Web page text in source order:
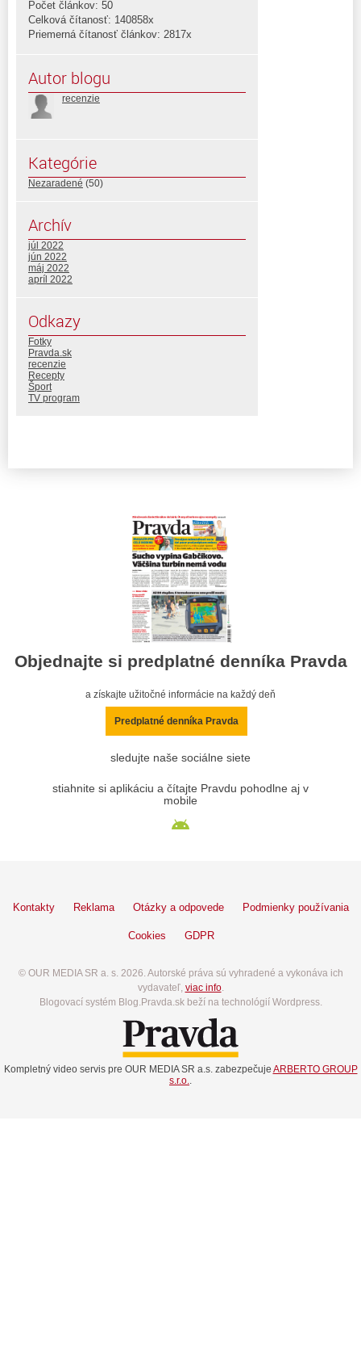
Počet článkov: 50
Celková čítanosť: 140858x
Priemerná čítanosť článkov: 2817x
Autor blogu
recenzie
Kategórie
Nezaradené (50)
Archív
júl 2022
jún 2022
máj 2022
apríl 2022
Odkazy
Fotky
Pravda.sk
recenzie
Recepty
Šport
TV program
Objednajte si predplatné denníka Pravda
a získajte užitočné informácie na každý deň
Predplatné denníka Pravda
sledujte naše sociálne siete
stiahnite si aplikáciu a čítajte Pravdu pohodlne aj v
mobile
Kontakty Reklama Otázky a odpovede Podmienky používania
Cookies GDPR
© OUR MEDIA SR a. s. 2026. Autorské práva sú vyhradené a vykonáva ich
vydavateľ, viac info.
Blogovací systém Blog.Pravda.sk beží na technológií Wordpress.
Kompletný video servis pre OUR MEDIA SR a.s. zabezpečuje ARBERTO GROUP
s.r.o..